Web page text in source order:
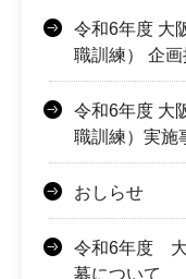
令和6年度 大
職訓練） 企
令和6年度 大
職訓練）実施
おしらせ
令和6年度 大
募について